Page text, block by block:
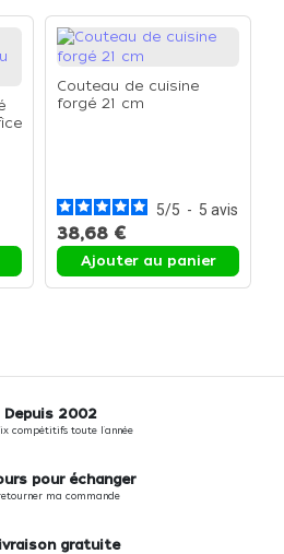
Couteau de cuisine
forgé 21 cm
5/5 - 5 avis
38,68 €
Ajouter au panier
Depuis 2002
compétitifs toute l'année
pour échanger
ma commande
gratuite